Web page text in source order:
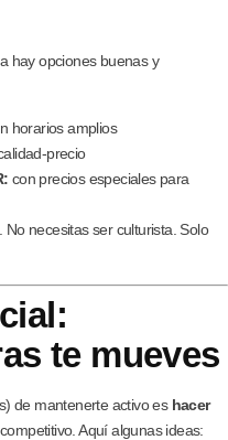
hay opciones buenas y
horarios amplios
precio
con precios especiales para
necesitas ser culturista. Solo
te mueves
de mantenerte activo es hacer
Aquí algunas ideas: